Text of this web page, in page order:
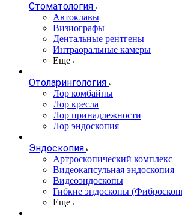
Стоматология
Автоклавы
Визиографы
Дентальные рентгены
Интраоральные камеры
Еще
Отоларингология
Лор комбайны
Лор кресла
Лор принадлежности
Лор эндоскопия
Эндоскопия
Артроскопический комплекс
Видеокапсульная эндоскопия
Видеоэндоскопы
Гибкие эндоскопы
Еще